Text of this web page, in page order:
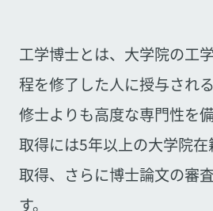
工学博士とは、大学院の工
程を修了した人に授与され
修士よりも高度な専門性を
取得には5年以上の大学院
取得、さらに博士論文の審
す。